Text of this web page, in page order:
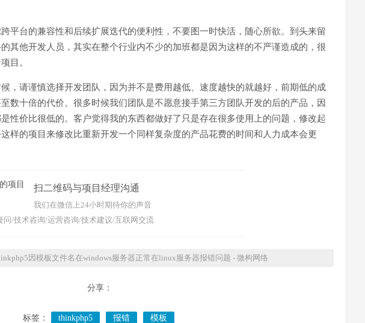
平台的兼容性和后续扩展迭代的便利性，不要图一时快活，随心所欲。到头来留
其他开发人员，其实在整个行业内不少的加班都是因为这样的不严谨造成的，很
目。
，请谨慎选择开发团队，因为并不是费用越低、速度越快的就越好，前期低的成
数十倍的代价。很多时候我们团队是不愿意接手第三方团队开发的后的产品，因
性价比很低的。客户觉得我的东西都做好了只是存在很多使用上的问题，修改起
样的项目来修改比重新开发一个同样复杂度的产品花费的时间和人力成本会更
扫二维码与项目经理沟通
我们在微信上24小时期待你的声音
问/技术咨询/运营咨询/技术建议/互联网交流
因模板文件名在windows服务器正常在linux服务器报错问题 - 微构网络
分享：
标签： thinkphp5 报错 模板